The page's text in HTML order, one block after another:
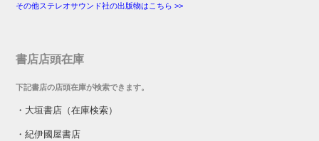
その他ステレオサウンド社の出版物はこちら >>
書店店頭在庫
下記書店の店頭在庫が検索できます。
・ 大垣書店（在庫検索）
・紀伊國屋書店